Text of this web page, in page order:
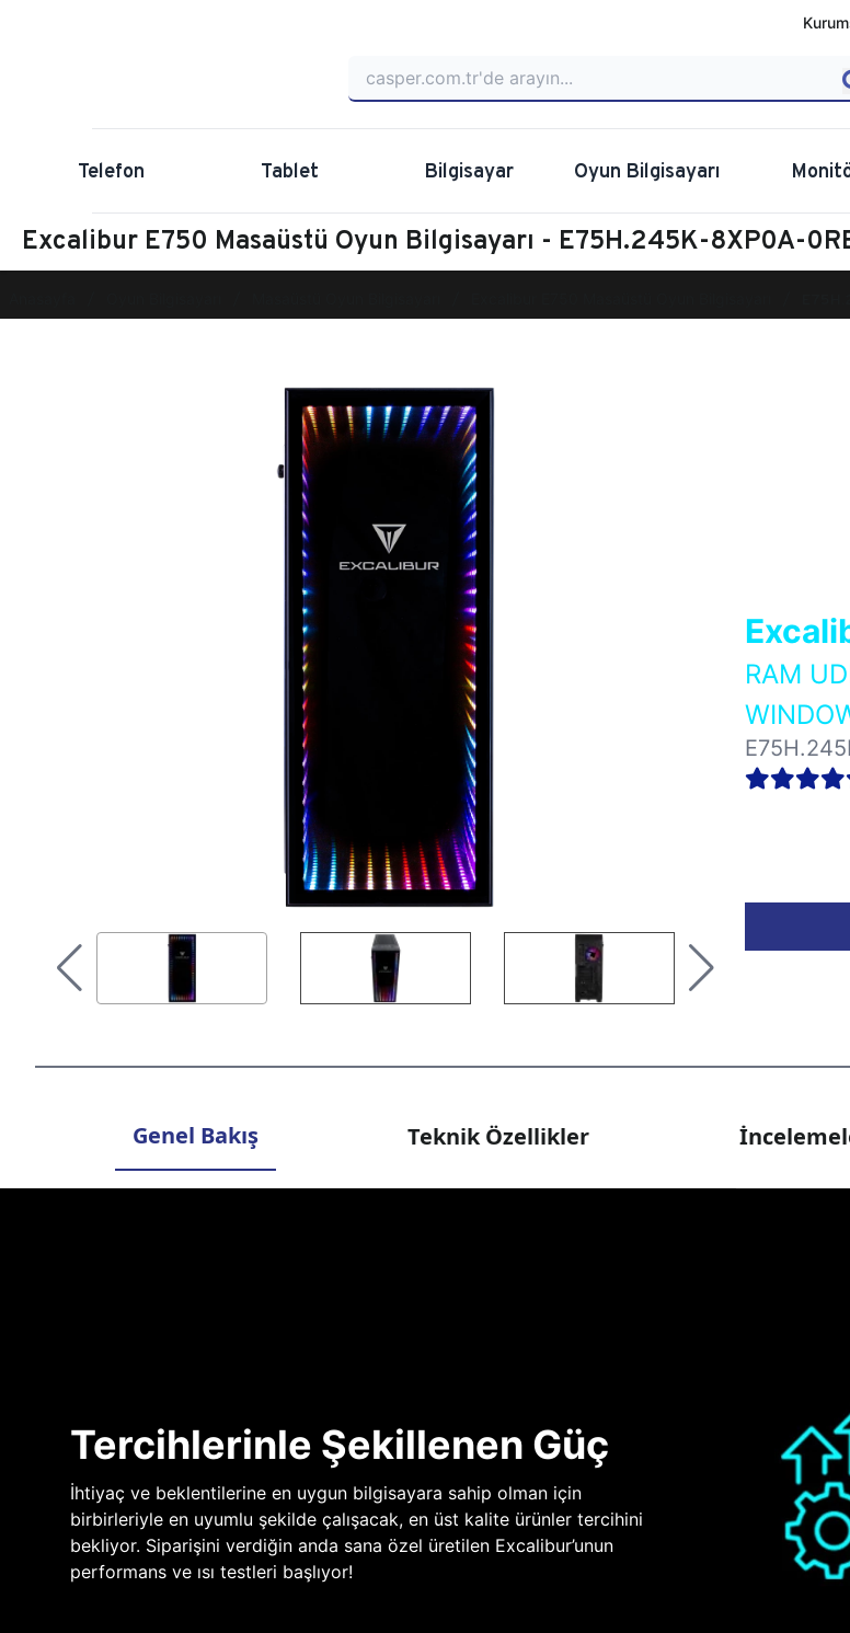
Telefon Tablet Bilgisayar Oyun Bilgisayarı
Excalibur E750 Masaüstü Oyun Bilgisayarı - E75H.245K-8XP0A-
RAM
Genel Bakış Teknik Özellikler
Tercihlerinle Şekillenen Güç
İhtiyaç ve beklentilerine en uygun bilgisayara sahip olman için
birbirleriyle en uyumlu şekilde çalışacak, en üst kalite ürünler tercihini
bekliyor. Siparişini verdiğin anda sana özel üretilen Excalibur’unun
performans ve ısı testleri başlıyor!